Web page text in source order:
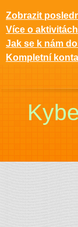
Zobrazit
Více o
Jak se k nám
Kompletní